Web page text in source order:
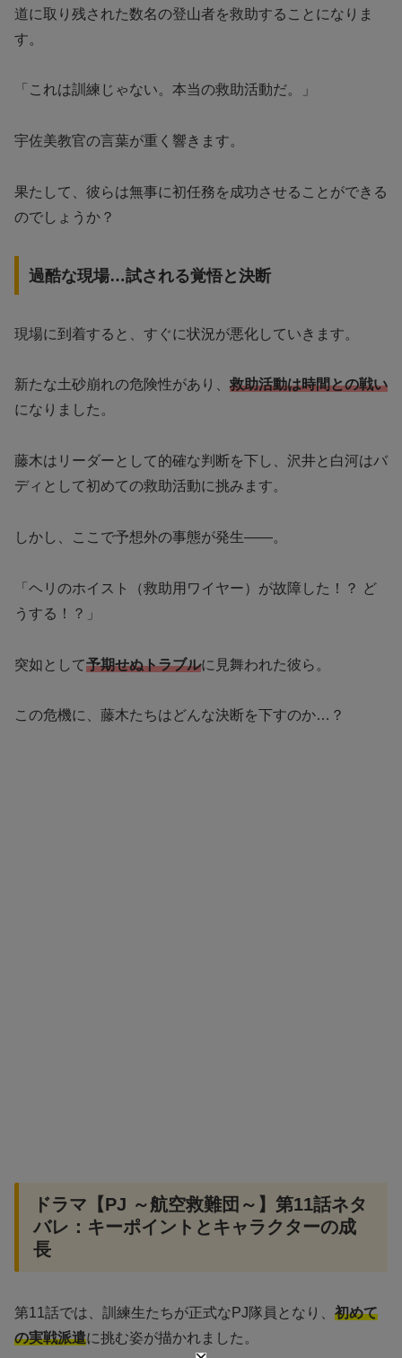
道に取り残された数名の登山者を救助することになりま
す。
「これは訓練じゃない。本当の救助活動だ。」
宇佐美教官の言葉が重く響きます。
果たして、彼らは無事に初任務を成功させることができる
のでしょうか？
過酷な現場…試される覚悟と決断
現場に到着すると、すぐに状況が悪化していきます。
新たな土砂崩れの危険性があり、 救助活動は時間との戦い
になりました。
藤木はリーダーとして的確な判断を下し、沢井と白河はバ
ディとして初めての救助活動に挑みます。
しかし、ここで予想外の事態が発生――。
「ヘリのホイスト（救助用ワイヤー）が故障した！？ ど
うする！？」
突如として予期せぬトラブルに見舞われた彼ら。
この危機に、藤木たちはどんな決断を下すのか…？
ドラマ【PJ ～航空救難団～】第11話ネタ
バレ：キーポイントとキャラクターの成
長
第11話では、訓練生たちが正式なPJ隊員となり、 初めて
の実戦派遣に挑む姿が描かれました。